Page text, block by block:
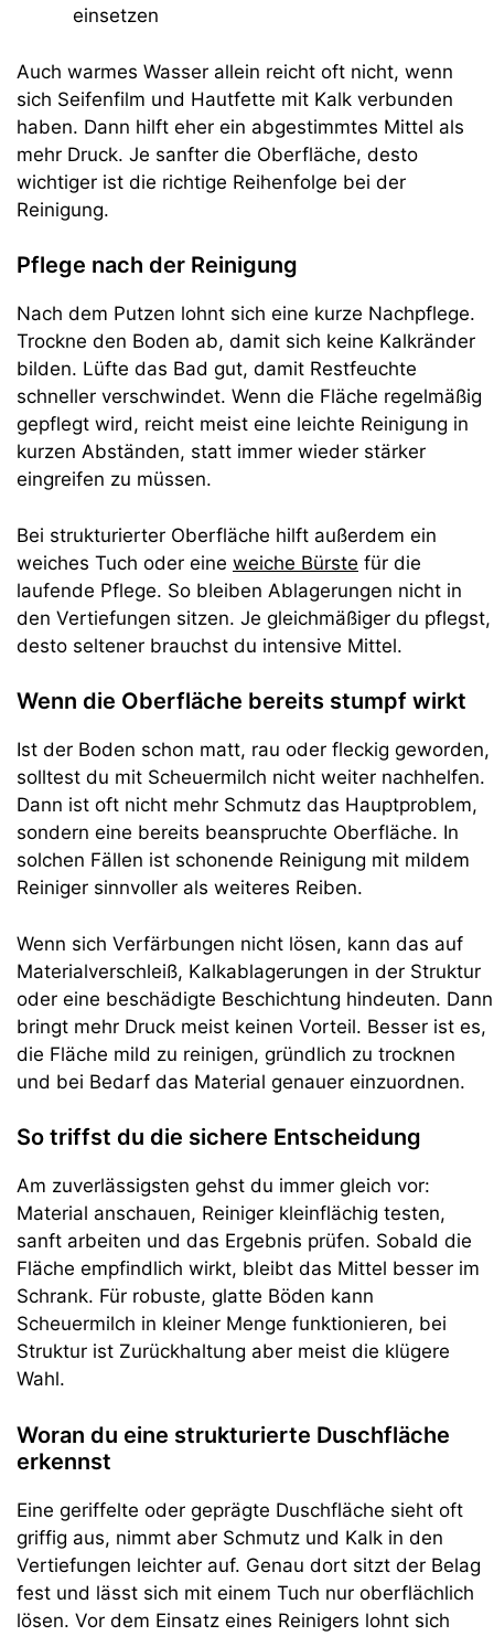
einsetzen
Auch warmes Wasser allein reicht oft nicht, wenn
sich Seifenfilm und Hautfette mit Kalk verbunden
haben. Dann hilft eher ein abgestimmtes Mittel als
mehr Druck. Je sanfter die Oberfläche, desto
wichtiger ist die richtige Reihenfolge bei der
Reinigung.
Pflege nach der Reinigung
Nach dem Putzen lohnt sich eine kurze Nachpflege.
Trockne den Boden ab, damit sich keine Kalkränder
bilden. Lüfte das Bad gut, damit Restfeuchte
schneller verschwindet. Wenn die Fläche regelmäßig
gepflegt wird, reicht meist eine leichte Reinigung in
kurzen Abständen, statt immer wieder stärker
eingreifen zu müssen.
Bei strukturierter Oberfläche hilft außerdem ein
weiches Tuch oder eine weiche Bürste für die
laufende Pflege. So bleiben Ablagerungen nicht in
den Vertiefungen sitzen. Je gleichmäßiger du pflegst,
desto seltener brauchst du intensive Mittel.
Wenn die Oberfläche bereits stumpf wirkt
Ist der Boden schon matt, rau oder fleckig geworden,
solltest du mit Scheuermilch nicht weiter nachhelfen.
Dann ist oft nicht mehr Schmutz das Hauptproblem,
sondern eine bereits beanspruchte Oberfläche. In
solchen Fällen ist schonende Reinigung mit mildem
Reiniger sinnvoller als weiteres Reiben.
Wenn sich Verfärbungen nicht lösen, kann das auf
Materialverschleiß, Kalkablagerungen in der Struktur
oder eine beschädigte Beschichtung hindeuten. Dann
bringt mehr Druck meist keinen Vorteil. Besser ist es,
die Fläche mild zu reinigen, gründlich zu trocknen
und bei Bedarf das Material genauer einzuordnen.
So triffst du die sichere Entscheidung
Am zuverlässigsten gehst du immer gleich vor:
Material anschauen, Reiniger kleinflächig testen,
sanft arbeiten und das Ergebnis prüfen. Sobald die
Fläche empfindlich wirkt, bleibt das Mittel besser im
Schrank. Für robuste, glatte Böden kann
Scheuermilch in kleiner Menge funktionieren, bei
Struktur ist Zurückhaltung aber meist die klügere
Wahl.
Woran du eine strukturierte Duschfläche
erkennst
Eine geriffelte oder geprägte Duschfläche sieht oft
griffig aus, nimmt aber Schmutz und Kalk in den
Vertiefungen leichter auf. Genau dort sitzt der Belag
fest und lässt sich mit einem Tuch nur oberflächlich
lösen. Vor dem Einsatz eines Reinigers lohnt sich